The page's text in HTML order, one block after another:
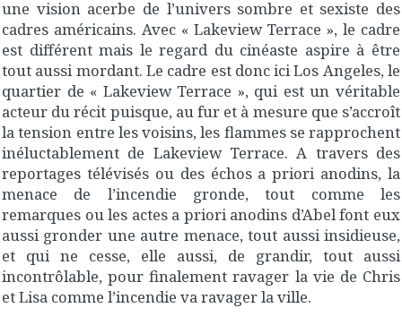
une vision acerbe de l’univers sombre et sexiste des
cadres américains. Avec « Lakeview Terrace », le cadre
est différent mais le regard du cinéaste aspire à être
tout aussi mordant. Le cadre est donc ici Los Angeles, le
quartier de « Lakeview Terrace », qui est un véritable
acteur du récit puisque, au fur et à mesure que s’accroît
la tension entre les voisins, les flammes se rapprochent
inéluctablement de Lakeview Terrace. A travers des
reportages télévisés ou des échos a priori anodins, la
menace de l’incendie gronde, tout comme les
remarques ou les actes a priori anodins d’Abel font eux
aussi gronder une autre menace, tout aussi insidieuse,
et qui ne cesse, elle aussi, de grandir, tout aussi
incontrôlable, pour finalement ravager la vie de Chris
et Lisa comme l’incendie va ravager la ville.